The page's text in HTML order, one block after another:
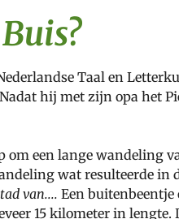
Taal en
hij met zijn opa het
om een lange wandeling
wat resulteerde in
van.... Een
15 kilometer in